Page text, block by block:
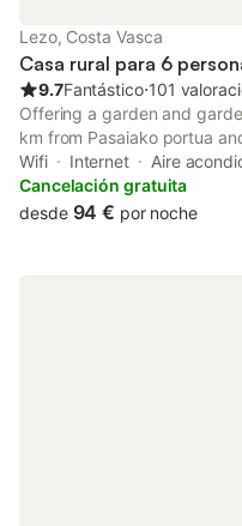
Lezo, Costa Vasca
Casa rural para 6
9.7Fantástico⋅101
Offering a garden and
km from Pasaiako portua
house offers free private
WiFi. The country house
Wifi Internet
Aire
Cancelación gratuita
desde 94 € por noche